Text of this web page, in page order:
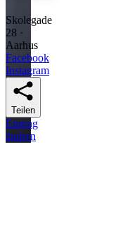
Skolegade
28 ·
Aarhus
Facebook
Instagram
Teilen
Eintrag
ändern